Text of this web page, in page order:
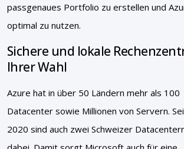
passgenaues Portfolio zu erstellen und
optimal zu nutzen.
Sichere und lokale
Ihrer Wahl
Azure hat in über 50 Ländern mehr als 100
Datacenter sowie Millionen von Servern.
2020 sind auch zwei Schweizer